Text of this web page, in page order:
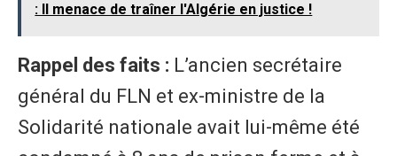
: Il menace de traîner l'Algérie en justice !
Rappel des faits : L’ancien secrétaire
général du FLN et ex-ministre de la
Solidarité nationale avait lui-même été